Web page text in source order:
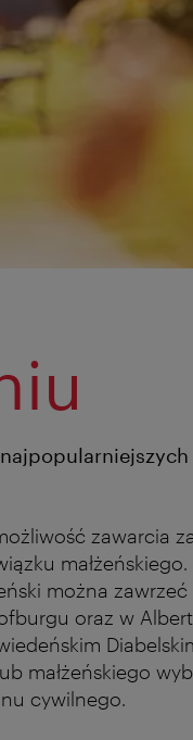
zawarcia
można
oraz w
małżeńskiego
cywilnego.